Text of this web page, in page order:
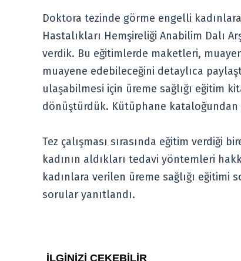
Doktora tezinde görme engelli
Hastalıkları Hemşireliği Anabilim Dalı
verdik. Bu eğitimlerde maketleri,
muayene edebileceğini detaylıca
ulaşabilmesi için üreme sağlığı eğitim
dönüştürdük. Kütüphane kataloğundan
Tez çalışması sırasında eğitim verdiği
kadının aldıkları tedavi yöntemleri
kadınlara verilen üreme sağlığı eğitimi
sorular yanıtlandı.